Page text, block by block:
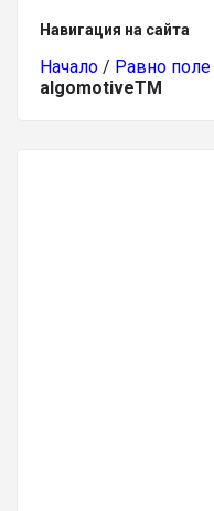
Навигация на сайта
Начало / Равно поле
algomotiveTM